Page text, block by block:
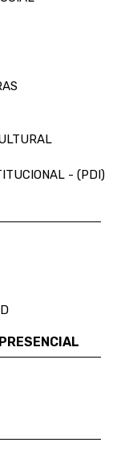
- (PDI)